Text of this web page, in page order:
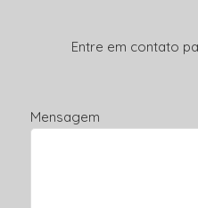
Entre em contato
Mensagem